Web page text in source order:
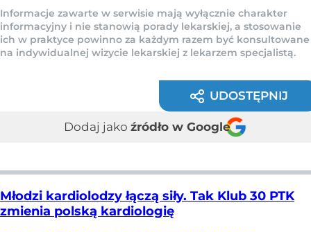
Informacje zawarte w serwisie mają wyłącznie charakter
informacyjny i nie stanowią porady lekarskiej, a stosowanie
ich w praktyce powinno za każdym razem być konsultowane
na indywidualnej wizycie lekarskiej z lekarzem specjalistą.
UDOSTĘPNIJ
Dodaj jako źródło w Google
Młodzi kardiolodzy łączą siły. Tak Klub 30 PTK
zmienia polską kardiologię